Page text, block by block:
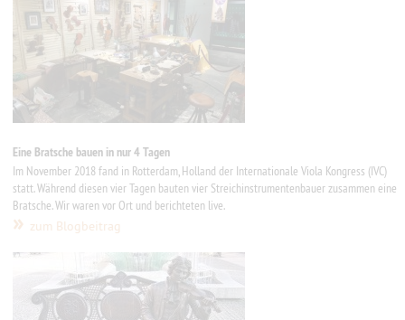
Eine Bratsche bauen in nur 4 Tagen
Im November 2018 fand in Rotterdam, Holland der Internationale Viola Kongress (IVC)
statt. Während diesen vier Tagen bauten vier Streichinstrumentenbauer zusammen eine
Bratsche. Wir waren vor Ort und berichteten live.
» zum Blogbeitrag